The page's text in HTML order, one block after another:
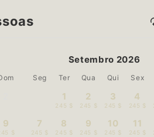
9
$
Setembro 2026
Seg Ter Qua Qui Sex
1
245 $
2
245 $
3
245 $
4
245 $
7
245 $
8
245 $
9
245 $
10
245 $
11
245 $